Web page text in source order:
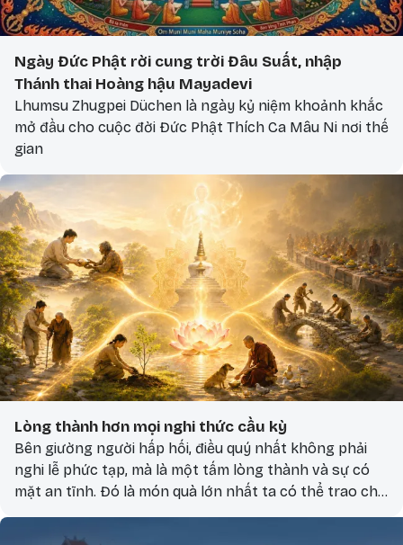
Ngày Đức Phật rời cung trời Đâu Suất, nhập
Thánh thai Hoàng hậu Mayadevi
Lhumsu Zhugpei Düchen là ngày kỷ niệm khoảnh khắc
mở đầu cho cuộc đời Đức Phật Thích Ca Mâu Ni nơi thế
gian
Lòng thành hơn mọi nghi thức cầu kỳ
Bên giường người hấp hối, điều quý nhất không phải
nghi lễ phức tạp, mà là một tấm lòng thành và sự có
mặt an tĩnh. Đó là món quà lớn nhất ta có thể trao cho
người sắp ra đi.